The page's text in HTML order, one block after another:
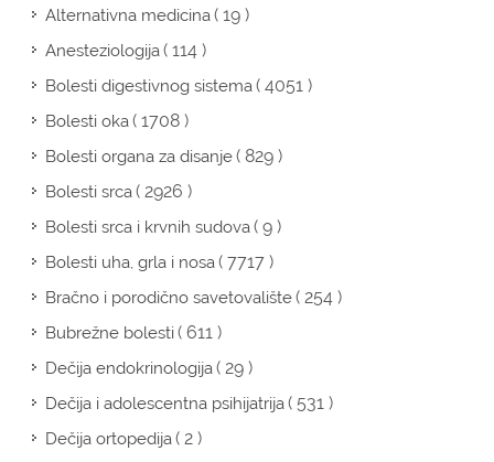
Alternativna medicina( 19 )
Anesteziologija( 114 )
Bolesti digestivnog sistema( 4051 )
Bolesti oka( 1708 )
Bolesti organa za disanje( 829 )
Bolesti srca( 2926 )
Bolesti srca i krvnih sudova( 9 )
Bolesti uha, grla i nosa( 7717 )
Bračno i porodično savetovalište( 254 )
Bubrežne bolesti( 611 )
Dečija endokrinologija( 29 )
Dečija i adolescentna psihijatrija( 531 )
Dečija ortopedija( 2 )